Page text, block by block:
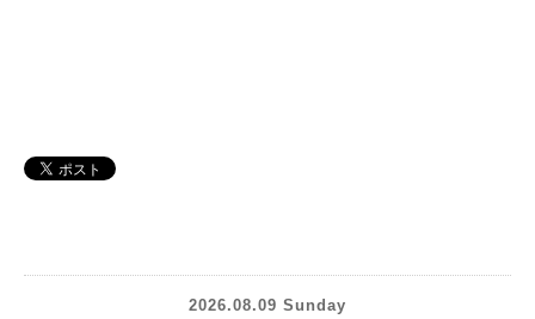
2026.08.09 Sunday